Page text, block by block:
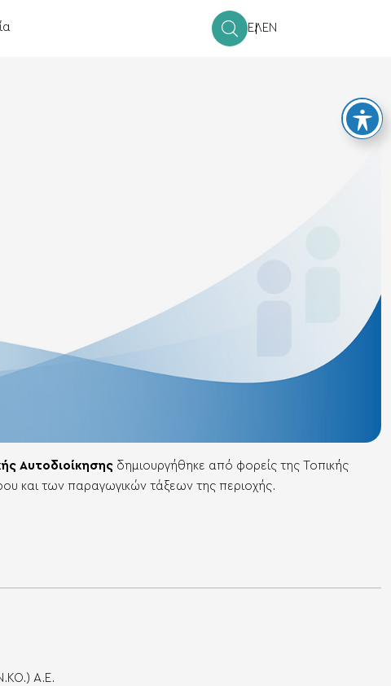
ΕΛ EN
Αυτοδιοίκησης δημιουργήθηκε από φορείς της Τοπικής
και των παραγωγικών τάξεων της περιοχής.
Α.Ε.